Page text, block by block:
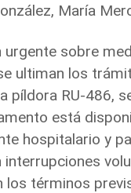
María
urgente sobre
ultiman los
píldora RU-486,
está
hospitalario y
interrupciones
los términos